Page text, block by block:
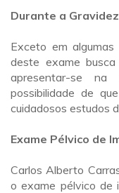
Durante a Gravidez
Exceto em
deste exame
apresentar-se
possibilidade de
cuidadosos estudos
Exame Pélvico de
Carlos Alberto
o exame pélvico de